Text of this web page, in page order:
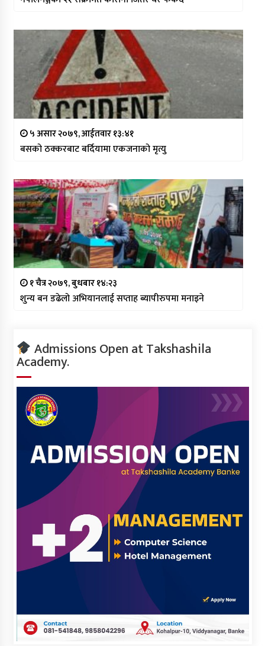
५ असार २०७९, आईतवार १३:४१
बसको ठक्करबाट बर्दियामा एकजनाको मृत्यु
१ चैत्र २०७९, बुधबार १४:२३
शुन्य बन डढेलो अभियानलाई सप्ताह ब्यापीरुपमा मनाइने
Admissions Open at Takshashila
Academy.